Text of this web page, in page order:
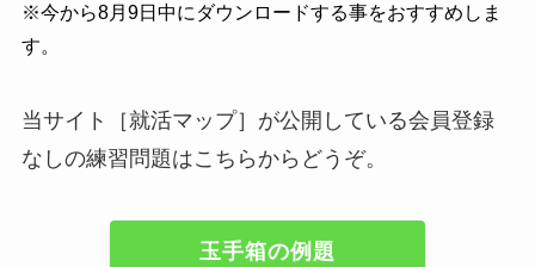
※今から8月9日中にダウンロードする事をおすすめしま
す。
当サイト［就活マップ］が公開している会員登録
なしの練習問題はこちらからどうぞ。
玉手箱の例題